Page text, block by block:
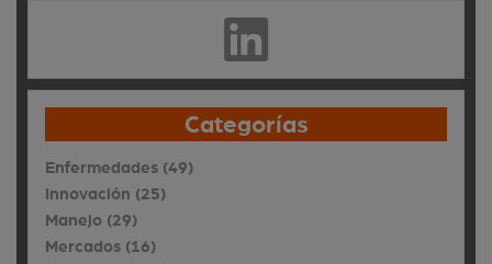
Categorías
Enfermedades (49)
Innovación (25)
Manejo (29)
Mercados (16)